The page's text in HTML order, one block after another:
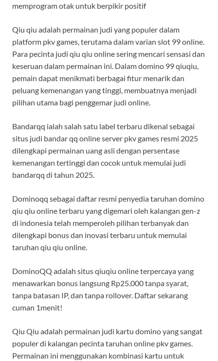
memprogram otak untuk berpikir positif
Qiu qiu adalah permainan judi yang populer dalam
platform pkv games, terutama dalam varian slot 99 online.
Para pecinta judi qiu qiu online sering mencari sensasi dan
keseruan dalam permainan ini. Dalam domino 99 qiuqiu,
pemain dapat menikmati berbagai fitur menarik dan
peluang kemenangan yang tinggi, membuatnya menjadi
pilihan utama bagi penggemar judi online.
Bandarqq ialah salah satu label terbaru dikenal sebagai
situs judi bandar qq online server pkv games resmi 2025
dilengkapi permainan uang asli dengan persentase
kemenangan tertinggi dan cocok untuk memulai judi
bandarqq di tahun 2025.
Dominoqq sebagai daftar resmi penyedia taruhan domino
qiu qiu online terbaru yang digemari oleh kalangan gen-z
di indonesia telah memperoleh pilihan terbanyak dan
dilengkapi bonus dan inovasi terbaru untuk memulai
taruhan qiu qiu online.
DominoQQ adalah situs qiuqiu online terpercaya yang
menawarkan bonus langsung Rp25.000 tanpa syarat,
tanpa batasan IP, dan tanpa rollover. Daftar sekarang
cuman 1menit!
Qiu Qiu adalah permainan judi kartu domino yang sangat
populer di kalangan pecinta taruhan online pkv games.
Permainan ini menggunakan kombinasi kartu untuk